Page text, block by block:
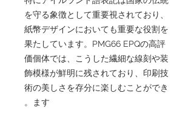
を守る象徴として重要視されており、
紙幣デザインにおいても重要な役割を
果たしています。PMG66 EPQの高評
価個体では、こうした繊細な線刻や装
飾模様が鮮明に残されており、印刷技
術の美しさを存分に楽しむことができ
ます。